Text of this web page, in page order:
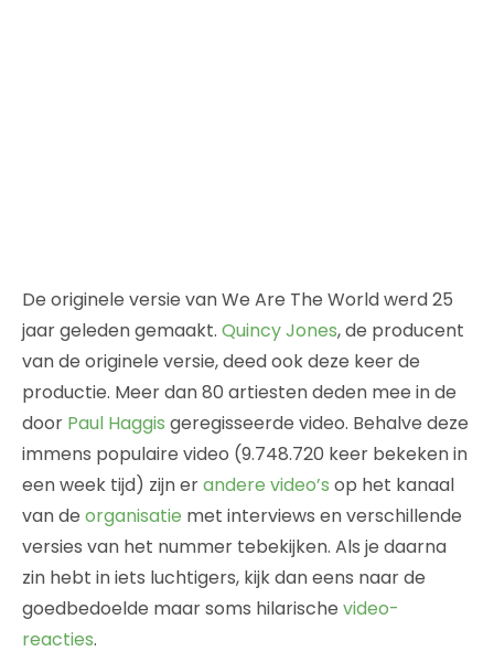
De originele versie van We Are The World werd 25
jaar geleden gemaakt. Quincy Jones, de producent
van de originele versie, deed ook deze keer de
productie. Meer dan 80 artiesten deden mee in de
door Paul Haggis geregisseerde video. Behalve deze
immens populaire video (9.748.720 keer bekeken in
een week tijd) zijn erandere video’s op het kanaal
van de organisatie met interviews en verschillende
versies van het nummer tebekijken. Als je daarna
zin hebt in iets luchtigers, kijk dan eens naar de
goedbedoelde maar soms hilarische video-
reacties.